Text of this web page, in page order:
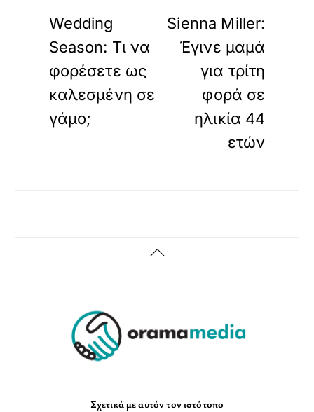
Wedding
Season: Τι να
φορέσετε ως
καλεσμένη σε
γάμο;
Sienna Miller:
Έγινε μαμά
για τρίτη
φορά σε
ηλικία 44
ετών
Back
Σχετικά με αυτόν τον ιστότοπο